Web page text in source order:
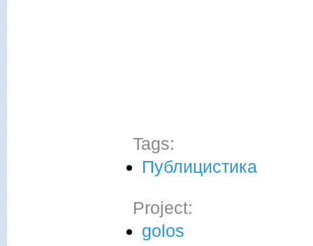
Tags:
Публицистика
Project:
golos